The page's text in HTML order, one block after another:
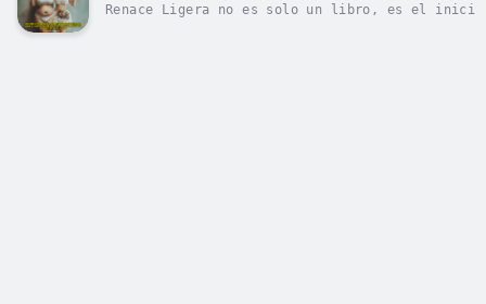
Renace Ligera no es solo un libro, es el